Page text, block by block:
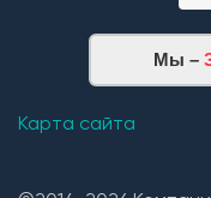
Кровельная система
1. Монтаж
Мы –
Карта сайта